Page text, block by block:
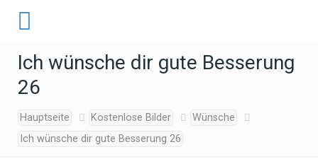
Ich wünsche dir gute Besserung
26
Hauptseite Kostenlose Bilder
Wünsche
Ich wünsche dir gute Besserung 26